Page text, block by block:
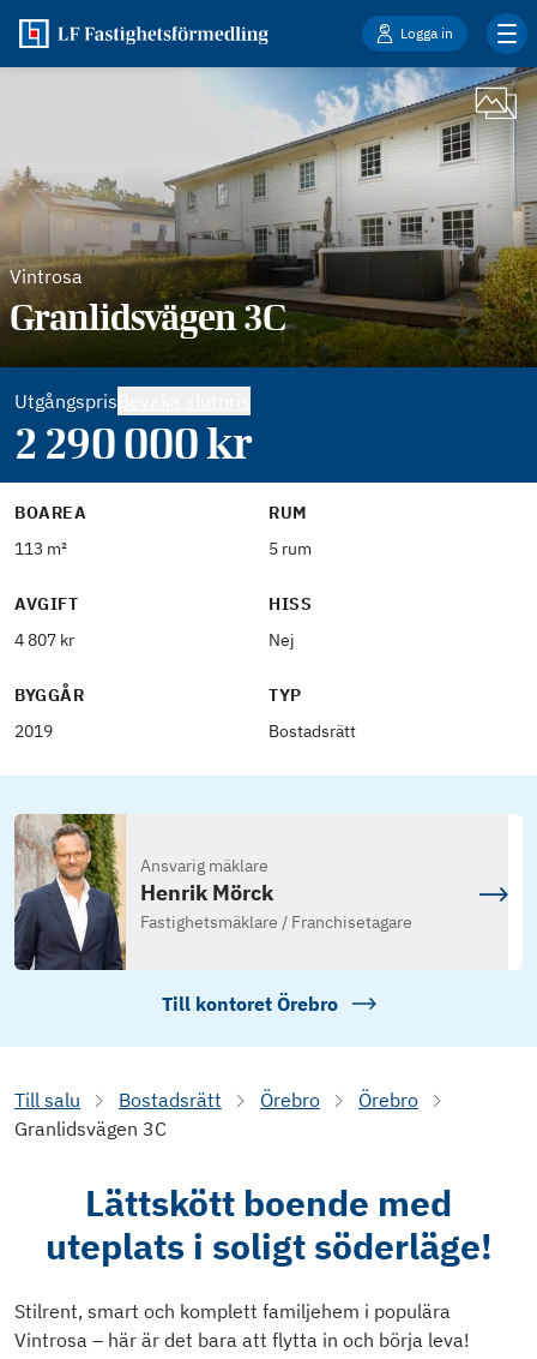
Logga in
Vintrosa
Granlidsvägen 3C
Utgångspris
2 290 000kr
BOAREA
113 m²
RUM
5 rum
AVGIFT
4 807 kr
HISS
Nej
BYGGÅR
2019
TYP
Bostadsrätt
Ansvarig mäklare
Henrik Mörck
Fastighetsmäklare / Franchisetagare
Till kontoret Örebro
Till salu Bostadsrätt Örebro
Örebro
Granlidsvägen 3C
Lättskött boende med
uteplats i soligt söderläge!
Stilrent, smart och komplett familjehem i populära
Vintrosa – här är det bara att flytta in och börja leva!